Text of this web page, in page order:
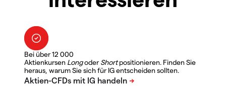
Bei über 12 000
Aktienkursen LongoderShortpositionieren. Finden Sie
heraus, warum Sie sich für IG entscheiden sollten.